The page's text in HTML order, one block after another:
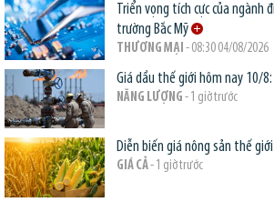
Triển vọng tích cực của ngành
trường Bắc Mỹ
THƯƠNG MẠI - 08:30 04/08/2026
Giá dầu thế giới hôm nay 10/8:
NĂNG LƯỢNG - 1 giờ trước
Diễn biến giá nông sản thế
GIÁ CẢ- 1 giờ trước